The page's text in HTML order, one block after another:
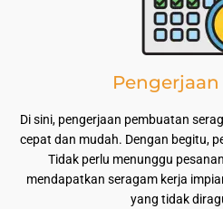
Di sini, pengerjaan pembuatan
cepat dan mudah. Dengan begitu,
Tidak perlu menunggu
mendapatkan seragam kerja
yang tidak